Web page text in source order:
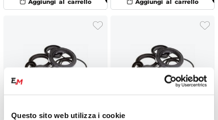
Questo sito web utilizza i cookie